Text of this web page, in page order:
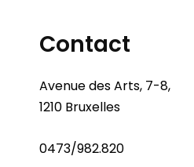
Contact
Avenue des Arts, 7-8,
1210 Bruxelles
0473/982.820